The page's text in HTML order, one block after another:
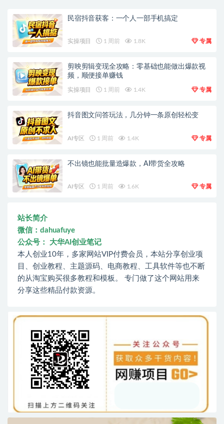
民宿抖音获客：一个人一部手机搞定
实操项目 1 周前 1.8K 专属
剪映剪辑变现全攻略：零基础也能做出爆款视
频，顺便接单赚钱
实操项目 1 周前 1.4K 专属
抖音图文问答玩法，几分钟一条原创轻松变
AI专区 1 周前 1.4K 专属
不出镜也能批量造爆款，AI带货全攻略
AI专区 1 周前 1.6K 专属
站长简介
微信：dahuafuye
公众号： 大华AI创业笔记
本人创业10年，多家网站VIP付费会员，本站分享创业项
目、创业教程、主题源码、电商教程、工具软件等也不断
的从淘宝购买很多教程和模板。 专门做了这个网站用来
分享这些精品付款资源。